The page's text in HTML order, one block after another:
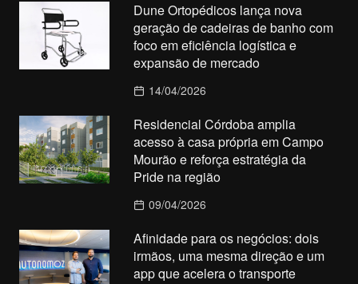
Dune Ortopédicos lança nova
geração de cadeiras de banho com
foco em eficiência logística e
expansão de mercado
14/04/2026
Residencial Córdoba amplia
acesso à casa própria em Campo
Mourão e reforça estratégia da
Pride na região
09/04/2026
Afinidade para os negócios: dois
irmãos, uma mesma direção e um
app que acelera o transporte